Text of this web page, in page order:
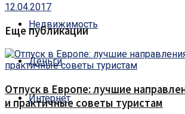
Недвижимость
Деньги
Интернет
12.04.2017
Еще публикации
Отпуск в Европе: лучшие
и практичные советы туристам